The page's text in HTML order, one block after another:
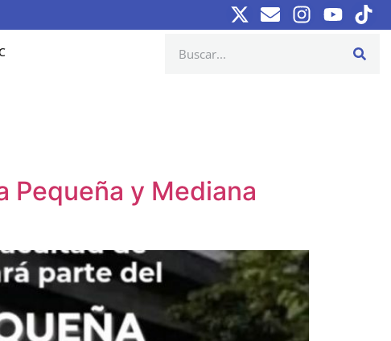
Pequeña y Mediana